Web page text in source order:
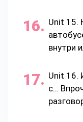
Unit 15.
внутри
Unit 16.
с…